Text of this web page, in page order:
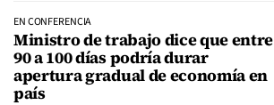
EN CONFERENCIA
Ministro de trabajo dice que entre
90 a 100 días podría durar
apertura gradual de economía en
país